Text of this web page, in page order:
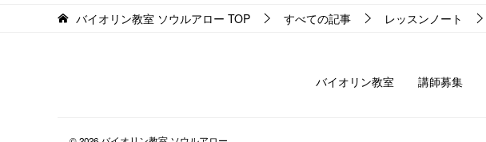
バイオリン教室 ソウルアロー TOP すべての記事 レッスンノート
バイオリン教室 講師募集